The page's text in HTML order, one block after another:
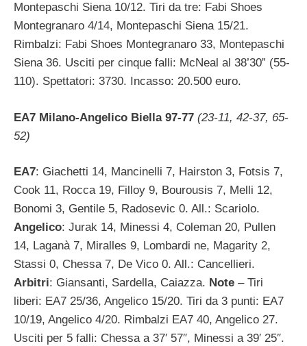
Montepaschi Siena 10/12. Tiri da tre: Fabi Shoes
Montegranaro 4/14, Montepaschi Siena 15/21.
Rimbalzi: Fabi Shoes Montegranaro 33, Montepaschi
Siena 36. Usciti per cinque falli: McNeal al 38’30” (55-
110). Spettatori: 3730. Incasso: 20.500 euro.
EA7 Milano-Angelico Biella 97-77 (23-11, 42-37, 65-
52)
EA7: Giachetti 14, Mancinelli 7, Hairston 3, Fotsis 7,
Cook 11, Rocca 19, Filloy 9, Bourousis 7, Melli 12,
Bonomi 3, Gentile 5, Radosevic 0. All.: Scariolo.
Angelico: Jurak 14, Minessi 4, Coleman 20, Pullen
14, Laganà 7, Miralles 9, Lombardi ne, Magarity 2,
Stassi 0, Chessa 7, De Vico 0. All.: Cancellieri.
Arbitri: Giansanti, Sardella, Caiazza. Note – Tiri
liberi: EA7 25/36, Angelico 15/20. Tiri da 3 punti: EA7
10/19, Angelico 4/20. Rimbalzi EA7 40, Angelico 27.
Usciti per 5 falli: Chessa a 37′ 57″, Minessi a 39′ 25″.